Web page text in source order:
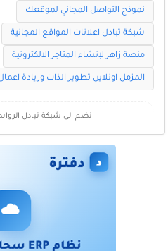
نموذج التواصل المجاني لموقعك
شبكة تبادل اعلانات المواقع المجانية
منصة زاهر لإنشاء المتاجر الالكترونية
المزمل اونلاين تطوير الذات وريادة اعمال
انضم الى شبكة تبادل